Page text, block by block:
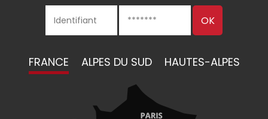
FRANCE ALPES DU SUD HAUTES-ALPES